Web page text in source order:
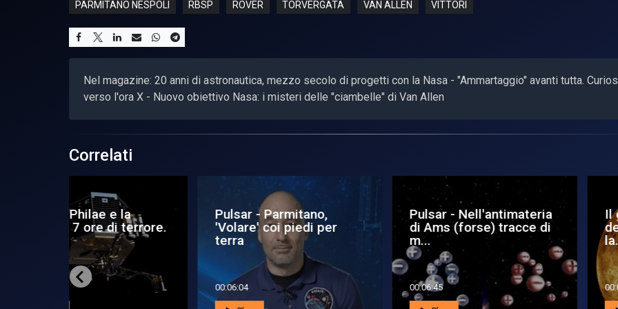
PARMITANO NESPOLI RBSP ROVER TORVERGATA VAN ALLEN VITTORI
Nel magazine: 20 anni di astronautica, mezzo secolo di progetti con la Nasa - "Ammartaggio" avanti tutta.
verso l'ora X - Nuovo obiettivo Nasa: i misteri delle "ciambelle" di Van Allen
Correlati
Pulsar - Parmitano,
'Volare' coi piedi per
terra
Pulsar - Nell'antimateria
di Ams (forse) tracce di
m...
00:06:45
Il gemello avvelenato
della Terra: l’Italia
00:05:26